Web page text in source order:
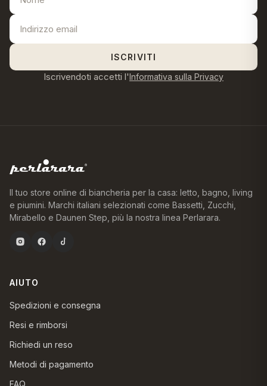
ISCRIVITI
Iscrivendoti accetti l'Informativa sulla Privacy
Il tuo store online di biancheria per la casa: letto, bagno, living
e piumini. Marchi italiani selezionati come Bassetti, Zucchi,
Mirabello e Daunen Step, più la nostra linea Perlarara.
AIUTO
Spedizioni e consegna
Resi e rimborsi
Richiedi un reso
Metodi di pagamento
FAQ